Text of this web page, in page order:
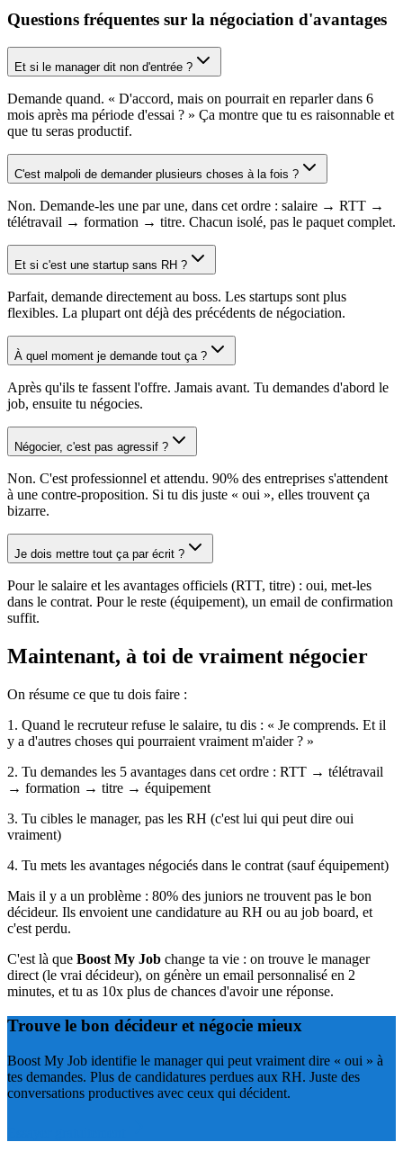
Questions fréquentes sur la négociation d'avantages
Et si le manager dit non d'entrée ?
Demande quand. « D'accord, mais on pourrait en reparler dans 6
mois après ma période d'essai ? » Ça montre que tu es raisonnable et
que tu seras productif.
C'est malpoli de demander plusieurs choses à la fois ?
Non. Demande-les une par une, dans cet ordre : salaire → RTT →
télétravail → formation → titre. Chacun isolé, pas le paquet complet.
Et si c'est une startup sans RH ?
Parfait, demande directement au boss. Les startups sont plus
flexibles. La plupart ont déjà des précédents de négociation.
À quel moment je demande tout ça ?
Après qu'ils te fassent l'offre. Jamais avant. Tu demandes d'abord le
job, ensuite tu négocies.
Négocier, c'est pas agressif ?
Non. C'est professionnel et attendu. 90% des entreprises s'attendent
à une contre-proposition. Si tu dis juste « oui », elles trouvent ça
bizarre.
Je dois mettre tout ça par écrit ?
Pour le salaire et les avantages officiels (RTT, titre) : oui, met-les
dans le contrat. Pour le reste (équipement), un email de confirmation
suffit.
Maintenant, à toi de vraiment négocier
On résume ce que tu dois faire :
1. Quand le recruteur refuse le salaire, tu dis : « Je comprends. Et il
y a d'autres choses qui pourraient vraiment m'aider ? »
2. Tu demandes les 5 avantages dans cet ordre : RTT → télétravail
→ formation → titre → équipement
3. Tu cibles le manager, pas les RH (c'est lui qui peut dire oui
vraiment)
4. Tu mets les avantages négociés dans le contrat (sauf équipement)
Mais il y a un problème : 80% des juniors ne trouvent pas le bon
décideur. Ils envoient une candidature au RH ou au job board, et
c'est perdu.
C'est là que Boost My Job change ta vie : on trouve le manager
direct (le vrai décideur), on génère un email personnalisé en 2
minutes, et tu as 10x plus de chances d'avoir une réponse.
Trouve le bon décideur et négocie mieux
Boost My Job identifie le manager qui peut vraiment dire « oui » à
tes demandes. Plus de candidatures perdues aux RH. Juste des
conversations productives avec ceux qui décident.